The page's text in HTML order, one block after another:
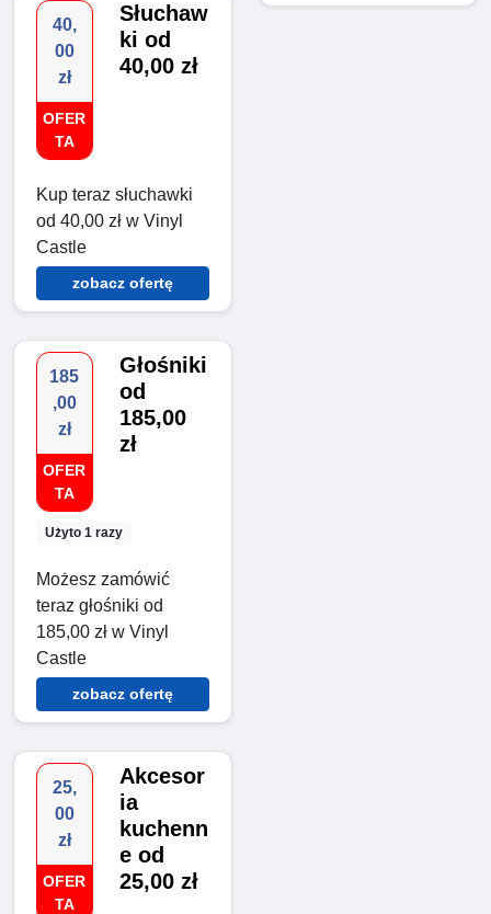
40,
00
zł
OFER
TA
Słuchaw
ki od
40,00 zł
Kup teraz słuchawki
od 40,00 zł w Vinyl
Castle
zobacz ofertę
185
,00
zł
OFER
TA
Użyto 1 razy
Głośniki
od
185,00
zł
Możesz zamówić
teraz głośniki od
185,00 zł w Vinyl
Castle
zobacz ofertę
25,
00
zł
OFER
TA
Akcesor
ia
kuchenn
e od
25,00 zł